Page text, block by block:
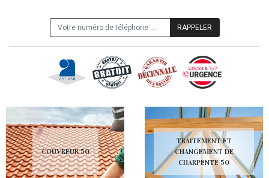
COUVREUR 50
TRAITEMENT ET
CHANGEMENT DE
CHARPENTE 50